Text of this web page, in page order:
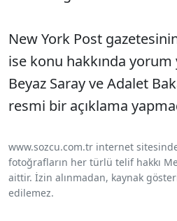
New York Post
ise konu hakkında yorum
Beyaz Saray ve Adalet
resmi bir açıklama
www.sozcu.com.tr internet
fotoğrafların her türlü telif hakkı
aittir. İzin alınmadan, kaynak
edilemez.